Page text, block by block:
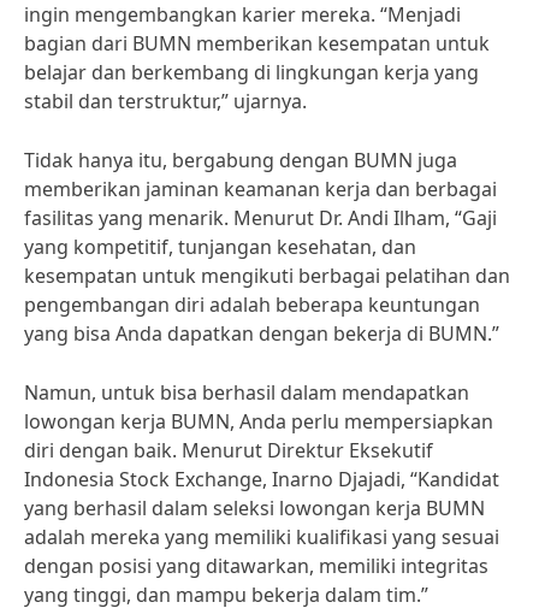
ingin mengembangkan karier mereka. “Menjadi
bagian dari BUMN memberikan kesempatan untuk
belajar dan berkembang di lingkungan kerja yang
stabil dan terstruktur,” ujarnya.
Tidak hanya itu, bergabung dengan BUMN juga
memberikan jaminan keamanan kerja dan berbagai
fasilitas yang menarik. Menurut Dr. Andi Ilham, “Gaji
yang kompetitif, tunjangan kesehatan, dan
kesempatan untuk mengikuti berbagai pelatihan dan
pengembangan diri adalah beberapa keuntungan
yang bisa Anda dapatkan dengan bekerja di BUMN.”
Namun, untuk bisa berhasil dalam mendapatkan
lowongan kerja BUMN, Anda perlu mempersiapkan
diri dengan baik. Menurut Direktur Eksekutif
Indonesia Stock Exchange, Inarno Djajadi, “Kandidat
yang berhasil dalam seleksi lowongan kerja BUMN
adalah mereka yang memiliki kualifikasi yang sesuai
dengan posisi yang ditawarkan, memiliki integritas
yang tinggi, dan mampu bekerja dalam tim.”